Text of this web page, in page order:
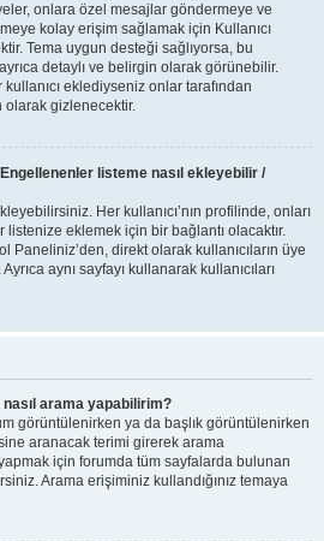
onlara özel mesajlar göndermeye ve
kolay erişim sağlamak için Kullanıcı
Tema uygun desteği sağlıyorsa, bu
detaylı ve belirgin olarak görünebilir.
eklediyseniz onlar tarafından
olarak gizlenecektir.
listeme nasıl ekleyebilir /
Her kullanıcı’nın profilinde, onları
eklemek için bir bağlantı olacaktır.
Paneliniz’den, direkt olarak kullanıcıların üye
aynı sayfayı kullanarak kullanıcıları
arama yapabilirim?
görüntülenirken ya da başlık görüntülenirken
aranacak terimi girerek arama
için forumda tüm sayfalarda bulunan
Arama erişiminiz kullandığınız temaya